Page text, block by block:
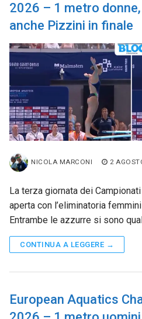
2026 – 1 metro
anche Pizzini in finale
NICOLA MARCONI 2
La terza giornata dei
aperta con l’eliminatoria
Entrambe le azzurre si sono
CONTINUA A LEGGERE →
European Aquatics